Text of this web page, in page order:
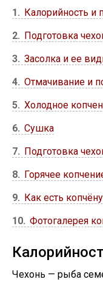
1
Калорийность и
2
Подготовка
3
Засолка и ее
4
Отмачивание и
5
Холодное
6
Сушка
7
Подготовка
8
Горячее
9
Как есть
10
Фотогалерея
Чехонь — рыба